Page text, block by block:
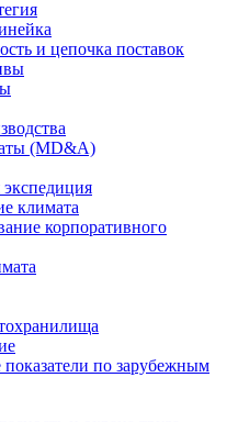
и цепочка поставок
(MD&A)
климата
корпоративного
показатели по зарубежным